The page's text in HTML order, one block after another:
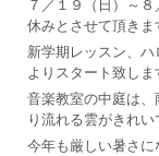
７／１９（日）～
休みとさせて頂きま
新学期レッスン、
よりスタート致しま
音楽教室の中庭は、
り流れる雲がきれい
今年も厳しい暑さ